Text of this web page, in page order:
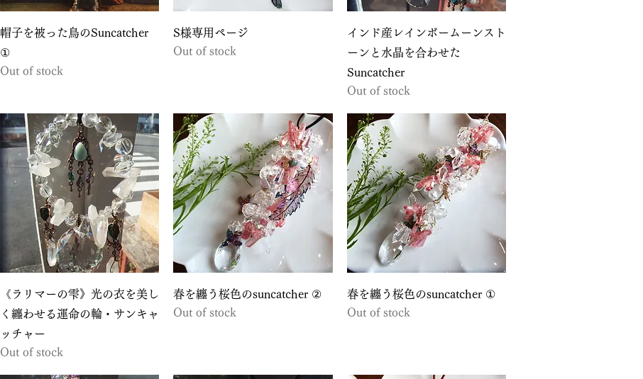
Quick View
帽子を被った鳥のSuncatcher
①
Out of stock
Quick View
S様専用ページ
Out of stock
Quick View
インド産レインボームーンスト
ーンと水晶を合わせた
Suncatcher
Out of stock
Quick View
《ラリマーの雫》光の衣を美し
く纏わせる運命の輪・サンキャ
ッチャー
Out of stock
Quick View
春を纏う桜色のsuncatcher ②
Out of stock
Quick View
春を纏う桜色のsuncatcher ①
Out of stock